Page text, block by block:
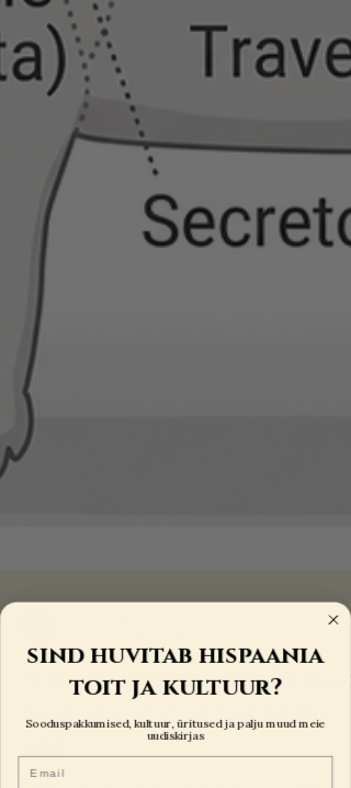
Silver Soome
Presa Iberica: why it's the best
meat you've ever had on the
grill
sind huvitab hispaania
toit ja kultuur?
Sooduspakkumised, kultuur, üritused ja palju muud meie
uudiskirjas
Email